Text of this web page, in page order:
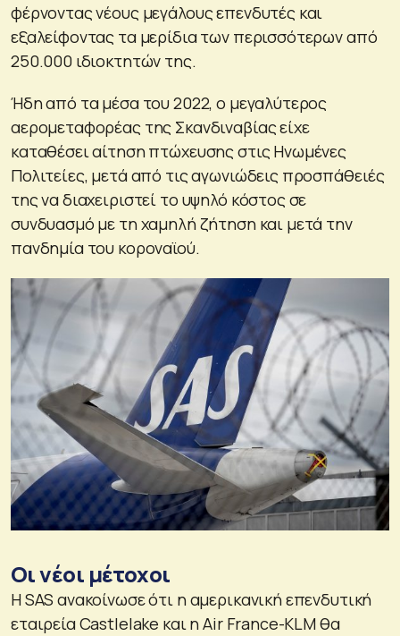
φέρνοντας νέους μεγάλους επενδυτές και
εξαλείφοντας τα μερίδια των περισσότερων από
250.000 ιδιοκτητών της.
Ήδη από τα μέσα του 2022, ο μεγαλύτερος
αερομεταφορέας της Σκανδιναβίας είχε
καταθέσει αίτηση πτώχευσης στις Ηνωμένες
Πολιτείες, μετά από τις αγωνιώδεις προσπάθειές
της να διαχειριστεί το υψηλό κόστος σε
συνδυασμό με τη χαμηλή ζήτηση και μετά την
πανδημία του κοροναϊού.
Οι νέοι μέτοχοι
Η SAS ανακοίνωσε ότι η αμερικανική επενδυτική
εταιρεία Castlelake και η Air France-KLM θα